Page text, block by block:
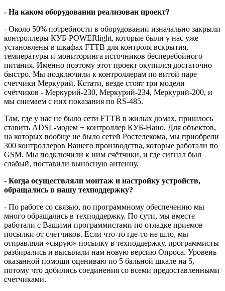
- На каком оборудовании реализован проект?
- Около 50% потребности в оборудовании изначально закрыли
контроллеры КУБ-POWERlight, которые были у нас уже
установлены в шкафах FTTB для контроля вскрытия,
температуры и мониторинга источников бесперебойного
питания. Именно поэтому этот проект окупился достаточно
быстро. Мы подключили к контроллерам по витой паре
счетчики Меркурий. Кстати, везде стоят три модели
счётчиков - Меркурий-230, Меркурий-234, Меркурий-200, и
мы снимаем с них показания по RS-485.
Там, где у нас не было сети FTTB в жилых домах, пришлось
ставить ADSL-модем + контроллер КУБ-Нано. Для объектов,
на которых вообще не было сетей Ростелекома, мы приобрели
300 контроллеров Вашего производства, которые работали по
GSM. Мы подключили к ним счётчики, и где сигнал был
слабый, поставили выносную антенну.
- Когда осуществляли монтаж и настройку устройств,
обращались в нашу техподдержку?
- По работе со связью, по программному обеспечению мы
много обращались в техподдержку. По сути, мы вместе
работали с Вашими программистами по отладке приемов
посылки от счетчиков. Если что-то где-то не шло, мы
отправляли «сырую» посылку в техподдержку, программисты
разбирались и высылали нам новую версию Опроса. Уровень
оказанной помощи оцениваю по 5 бальной шкале на 5,
потому что добились соединения со всеми предоставленными
счетчиками.